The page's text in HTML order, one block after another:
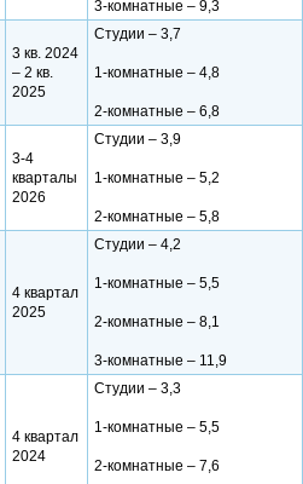
3-комнатные – 9,3
3 кв. 2024
– 2 кв.
2025
Студии – 3,7
1-комнатные – 4,8
2-комнатные – 6,8
3-4
кварталы
2026
Студии – 3,9
1-комнатные – 5,2
2-комнатные – 5,8
4 квартал
2025
Студии – 4,2
1-комнатные – 5,5
2-комнатные – 8,1
3-комнатные – 11,9
4 квартал
2024
Студии – 3,3
1-комнатные – 5,5
2-комнатные – 7,6